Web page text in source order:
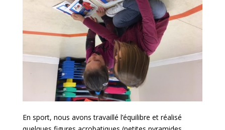
En sport, nous avons travaillé l’équilibre et réalisé